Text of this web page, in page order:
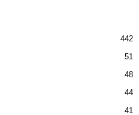
442
51
48
44
41